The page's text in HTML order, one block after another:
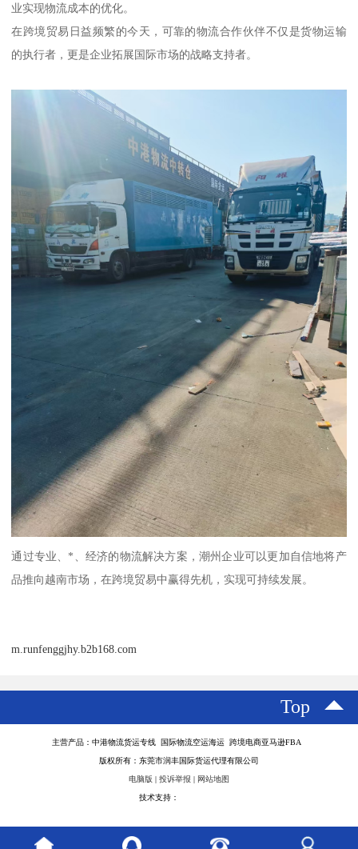
业实现物流成本的优化。
在跨境贸易日益频繁的今天，可靠的物流合作伙伴不仅是货物运输
的执行者，更是企业拓展国际市场的战略支持者。
通过专业、*、经济的物流解决方案，潮州企业可以更加自信地将产
品推向越南市场，在跨境贸易中赢得先机，实现可持续发展。
m.runfenggjhy.b2b168.com
Top
主营产品：中港物流货运专线 国际物流空运海运 跨境电商亚马逊FBA
版权所有：东莞市润丰国际货运代理有限公司
电脑版 | 投诉举报 | 网站地图
技术支持：